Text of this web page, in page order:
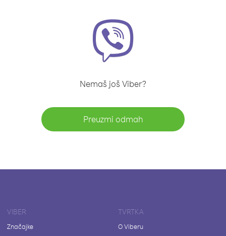
Nemaš još Viber?
Preuzmi odmah
VIBER
Značajke
TVRTKA
O Viberu